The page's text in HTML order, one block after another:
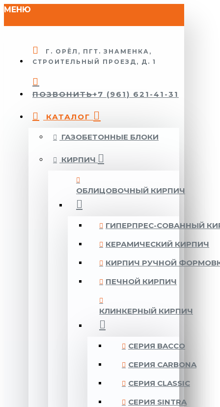
МЕНЮ
Г. ОРЁЛ, ПГТ. ЗНАМЕНКА,
СТРОИТЕЛЬНЫЙ ПРОЕЗД, Д. 1
ПОЗВОНИТЬ+7 (961) 621-41-31
КАТАЛОГ
ГАЗОБЕТОННЫЕ БЛОКИ
КИРПИЧ
ОБЛИЦОВОЧНЫЙ КИРПИЧ
ГИПЕРПРЕС-СОВАННЫЙ
КЕРАМИЧЕСКИЙ КИРПИЧ
КИРПИЧ РУЧНОЙ
ПЕЧНОЙ КИРПИЧ
КЛИНКЕРНЫЙ КИРПИЧ
CЕРИЯ BACCO
CЕРИЯ CARBONA
CЕРИЯ CLASSIC
CЕРИЯ SINTRA